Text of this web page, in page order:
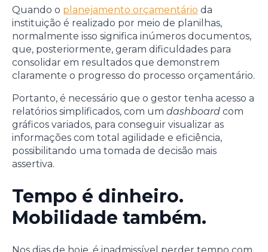
Quando o planejamento orçamentário da
instituição é realizado por meio de planilhas,
normalmente isso significa inúmeros documentos,
que, posteriormente, geram dificuldades para
consolidar em resultados que demonstrem
claramente o progresso do processo orçamentário.
Portanto, é necessário que o gestor tenha acesso a
relatórios simplificados, com um dashboard com
gráficos variados, para conseguir visualizar as
informações com total agilidade e eficiência,
possibilitando uma tomada de decisão mais
assertiva.
Tempo é dinheiro.
Mobilidade também.